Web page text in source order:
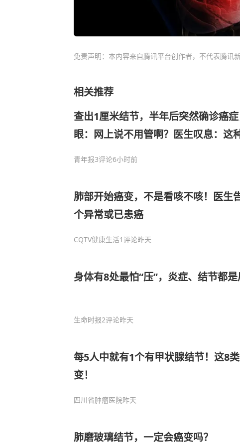
免责声明：本内容来自腾讯平台创作者，不代表腾讯
相关推荐
查出1厘米结节，半年后突然确诊癌
眼：网上说不用管啊？医生叹息：这
青年报3评论6小时前
肺部开始癌变，不是看咳不咳！医生
个异常或已患癌
CQTV健康生活1评论昨天
身体有8处最怕“压”，炎症、结节都
生命时报2评论昨天
每5人中就有1个有甲状腺结节！这8
变！
四川省肿瘤医院昨天
肺磨玻璃结节，一定会癌变吗？